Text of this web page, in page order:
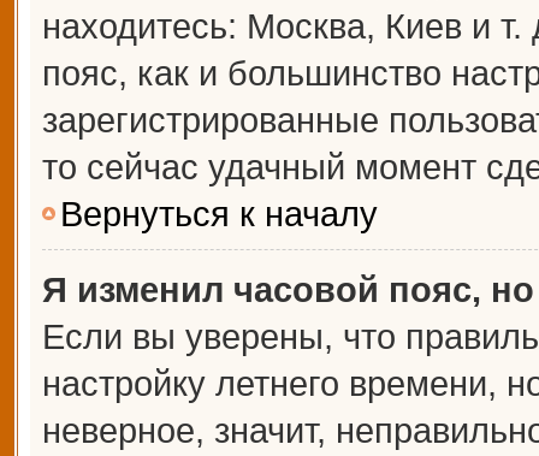
находитесь: Москва, Киев и
пояс, как и большинство
зарегистрированные
то сейчас удачный момент
Вернуться к началу
Я изменил часовой пояс,
Если вы уверены, что
настройку летнего времени,
неверное, значит,